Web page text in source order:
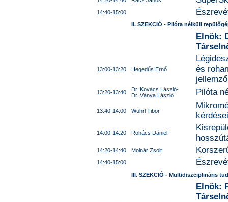
14:40-15:00
II. SZEKCIÓ - Pilóta nélküli
Elnök:
13:00-13:20 Hegedűs Ernő
és
13:20-13:40
Dr. Kovács László-
Dr. Ványa László
Pilóta
13:40-14:00 Wührl Tibor
14:00-14:20 Rohács Dániel
14:20-14:40 Molnár Zsolt
14:40-15:00
III. SZEKCIÓ - Multidiszciplináris
Elnök: